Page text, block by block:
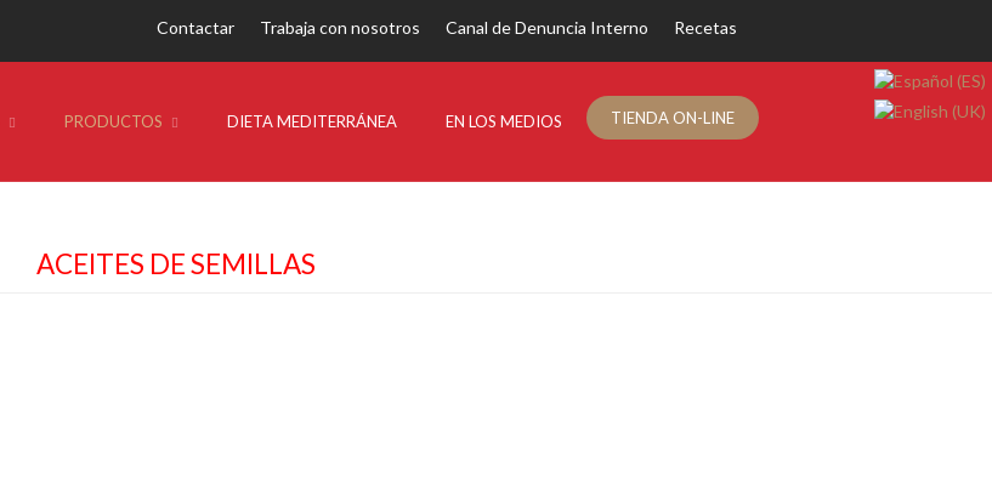
Contactar Trabaja con nosotros Canal de Denuncia Interno Recetas
PRODUCTOS DIETA MEDITERRÁNEA EN LOS MEDIOS TIENDA ON-LINE
ACEITES DE SEMILLAS